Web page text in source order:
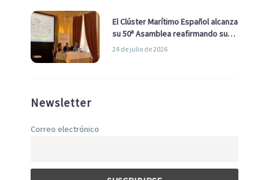
El Clúster Marítimo Español alcanza
su 50ª Asamblea reafirmando su
liderazgo en la Economía Azul
24 de julio de 2026
Newsletter
Correo electrónico